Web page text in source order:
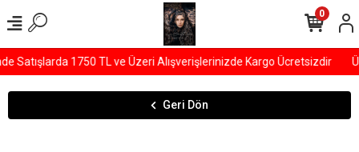
Satışlarda 1750 TL ve Üzeri Alışverişlerinizde Kargo Ücretsizdir
0
Geri Dön